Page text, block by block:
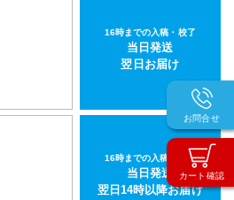
カート確認
お問合せ
円
円
16時までの入稿・校了
当日発送
翌日お届け
16時までの入稿・校了
当日発送
翌日14時以降お届け